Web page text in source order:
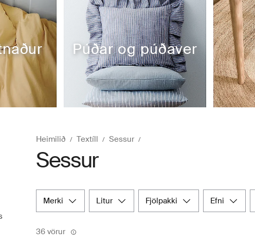
Púðar og púðaver
Heimilið Textíll Sessur
Sessur
merki litur fjölpakki efni
36 vörur